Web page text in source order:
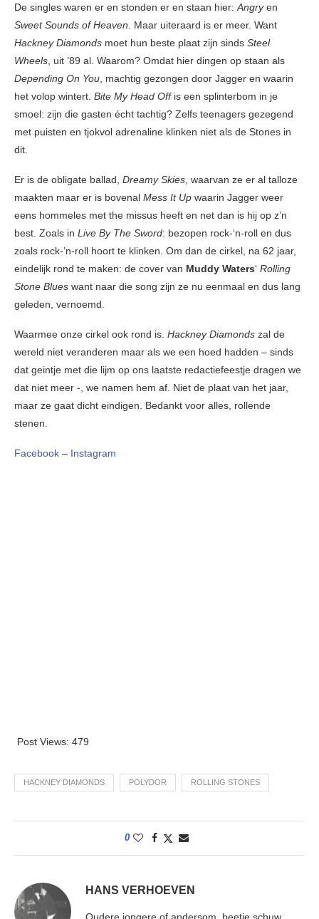
De singles waren er en stonden er en staan hier: Angryen
Sweet Sounds of Heaven . Maar uiteraard is er meer. Want
Hackney Diamonds moet hun beste plaat zijn sinds Steel
Wheels , uit ’89 al. Waarom? Omdat hier dingen op staan als
Depending On You , machtig gezongen door Jagger en waarin
het volop wintert. Bite My Head Offis een splinterbom in je
smoel: zijn die gasten écht tachtig? Zelfs teenagers gezegend
met puisten en tjokvol adrenaline klinken niet als de Stones in
dit.
Er is de obligate ballad, Dreamy Skies , waarvan ze er al talloze
maakten maar er is bovenal Mess It Up waarin Jagger weer
eens hommeles met the missus heeft en net dan is hij op z’n
best. Zoals in Live By The Sword: bezopen rock-‘n-roll en dus
zoals rock-‘n-roll hoort te klinken. Om dan de cirkel, na 62 jaar,
eindelijk rond te maken: de cover van Muddy Waters‘ Rolling
Stone Blues want naar die song zijn ze nu eenmaal en dus lang
geleden, vernoemd.
Waarmee onze cirkel ook rond is. Hackney Diamonds zal de
wereld niet veranderen maar als we een hoed hadden – sinds
dat geintje met die lijm op ons laatste redactiefeestje dragen we
dat niet meer -, we namen hem af. Niet de plaat van het jaar,
maar ze gaat dicht eindigen. Bedankt voor alles, rollende
stenen.
Facebook – Instagram
Post Views: 479
HACKNEY DIAMONDS POLYDOR ROLLING STONES
0
HANS VERHOEVEN